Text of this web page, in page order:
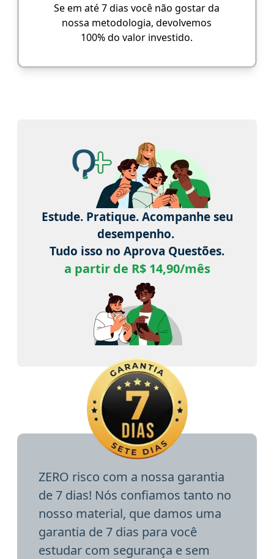
Se em até 7 dias você não gostar da
nossa metodologia, devolvemos
100% do valor investido.
Estude. Pratique. Acompanhe seu
desempenho.
Tudo isso no Aprova Questões.
a partir de R$ 14,90/mês
ZERO risco com a nossa garantia
de 7 dias! Nós confiamos tanto no
nosso material, que damos uma
garantia de 7 dias para você
estudar com segurança e sem